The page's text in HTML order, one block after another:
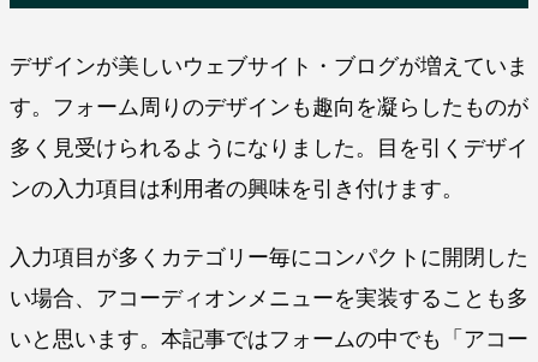
デザインが美しいウェブサイト・ブログが増えていま
す。フォーム周りのデザインも趣向を凝らしたものが
多く見受けられるようになりました。目を引くデザイ
ンの入力項目は利用者の興味を引き付けます。
入力項目が多くカテゴリー毎にコンパクトに開閉した
い場合、アコーディオンメニューを実装することも多
いと思います。本記事ではフォームの中でも「アコー